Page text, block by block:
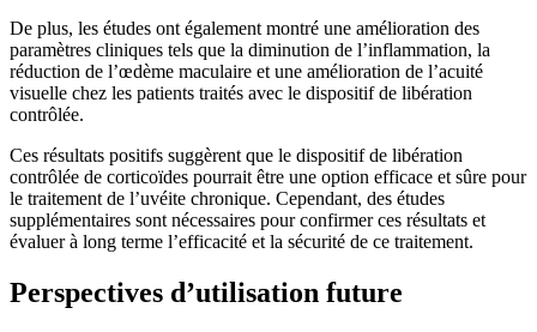
De plus, les études ont également montré une amélioration des
paramètres cliniques tels que la diminution de l’inflammation, la
réduction de l’œdème maculaire et une amélioration de l’acuité
visuelle chez les patients traités avec le dispositif de libération
contrôlée.
Ces résultats positifs suggèrent que le dispositif de libération
contrôlée de corticoïdes pourrait être une option efficace et sûre pour
le traitement de l’uvéite chronique. Cependant, des études
supplémentaires sont nécessaires pour confirmer ces résultats et
évaluer à long terme l’efficacité et la sécurité de ce traitement.
Perspectives d’utilisation future